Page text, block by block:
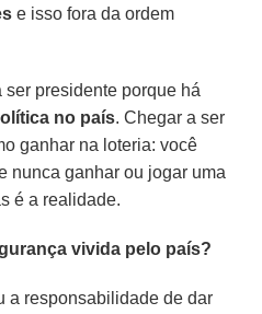
e isso fora da ordem
ser presidente porque há
no país. Chegar a ser
ganhar na loteria: você
nunca ganhar ou jogar uma
é a realidade.
vivida pelo país?
a responsabilidade de dar